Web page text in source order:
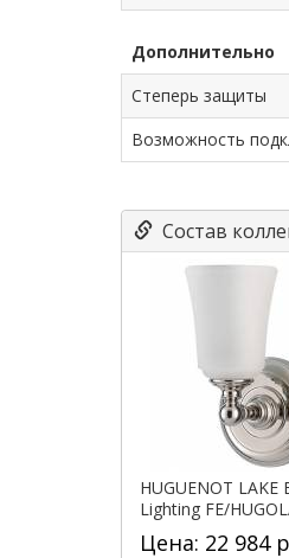
Дополнительно
Степерь защиты
Возможность
Состав
HUGUENOT LAKE
Lighting FE/
Цена: 22 984